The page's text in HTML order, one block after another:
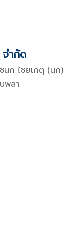
ำกัด
ก ไชยเกตุ (นก)
พลา